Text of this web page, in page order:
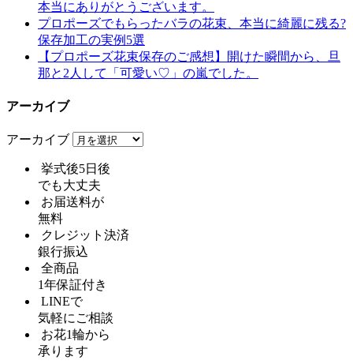
本当にありがとうございます。
プロポーズでもらったバラの花束、本当に綺麗に残る?
保存加工の実例5選
【プロポーズ花束保存のご感想】開けた瞬間から、旦
那と2人して「可愛い♡」の嵐でした。️
アーカイブ
アーカイブ
挙式後5日後
でも大丈夫
お届送料が
無料
クレジット決済
銀行振込
全商品
1年保証付き
LINEで
気軽にご相談
お花1輪から
承ります